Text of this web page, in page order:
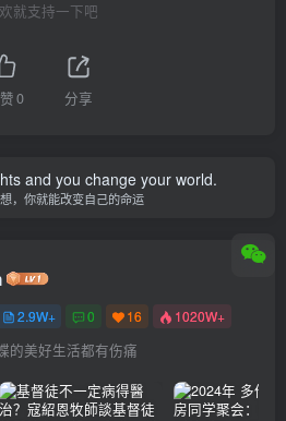
就支持一下吧
0 分享
and you change your world.
，你就能改变自己的命运
2.9W+ 0 16 1020W+
的美好生活都有伤痛